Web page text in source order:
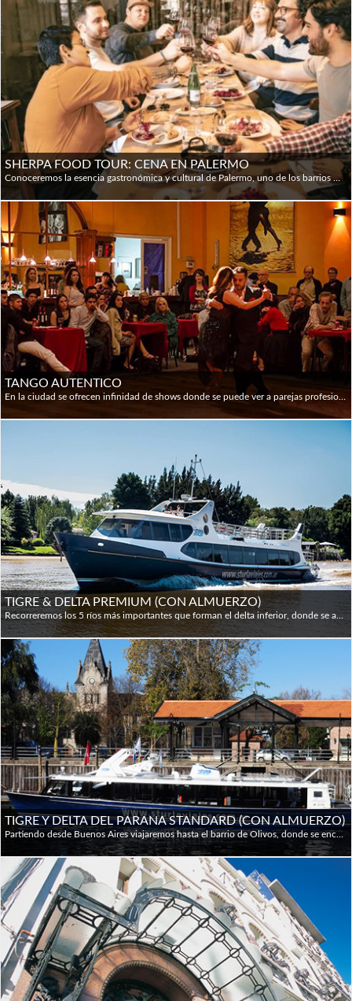
SHERPA FOOD TOUR: CENA EN PALERMO
Conoceremos la esencia gastronómica y cultural de Palermo, uno de los barrios más vibrantes de Buenos Aires. Degustaremos más de 10 platos y bebidas en 4 restaurantes seleccionados, caminando por sus calles mientras conocemos la historia, street art e identidad local. Los guías apasionados por la gastronomía, enriquecerán la experiencia compartiendo relatos sobre la comida, la cultura y las costumbres porteñas. La duración total es de 3h 30' en las que se camina no más de 40'; el punto de inicio es Picsa (Nicaragua 4896) y finaliza en Antiche Tentazioni (Honduras 4770)
TANGO AUTENTICO
En la ciudad se ofrecen infinidad de shows donde se puede ver a parejas profesionales bailar Tango sobre un escenario; pero en ninguno de estos lugares se encuentra a los tangueros reales y locales. El “Porteño” va a las Milongas y es allí a donde nos lleva este paseo, para conocer sobre los códigos y tradiciones de la mano de un auténtico tanguero. Visitaremos una típica milonga Porteña donde los locales se juntan a bailar y escuchar tango; disfrutaremos de una Orquesta Típica en vivo; tomaremos una clase para aprender los primeros pasos y un guía especializado dará una introducción a los códigos de la milonga y características del baile.
TIGRE & DELTA PREMIUM (CON ALMUERZO)
Recorreremos los 5 ríos más importantes que forman el delta inferior, donde se aprecia su majestuosa belleza de tonos ocres y verdes. Observaremos los canales moldeados por la naturaleza, los clásicos clubes de remo, el Museo de Arte de Tigre y la singular vida de los habitantes de las islas. Finalizaremos el día con una visita al típico Puerto de Frutos y un sabroso almuerzo. Después volveremos en un viaje de 2 horas hasta Puerto Madero donde termina nuestra aventura.
TIGRE Y DELTA DEL PARANA STANDARD (CON ALMUERZO)
Partiendo desde Buenos Aires viajaremos hasta el barrio de Olivos, donde se encuentra la Residencia Presidencial y pasaremos por las localidades de Martínez, La Lucila, Acassusso y San Isidro hasta alcanzar El Tigre, donde tomaremos una embarcación para navegar por diferentes ríos y arroyos del Delta del Paraná. Existen numerosos recreos y restaurantes frente al río. Dentro del Tigre hay numerosos canales, casas de fin de semana, clubes, algunos con bellos edificios como el club Italiano de estilo veneciano. Luego del paseo por los ríos del Tigre se regresa en Bus a la ciudad de Buenos Aires con destino a la zona de restaurantes, que se extiende desde Puerto Madero al barrio de San Nicolás. Allí se tomará un almuerzo de tres pasos, sin bebidas incluidas.